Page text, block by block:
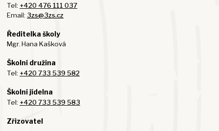
Tel: +420 476 111 037
Email: 3zs@3zs.cz
Ředitelka školy
Mgr. Hana Kašková
Školní družina
Tel: +420 733 539 582
Školní jídelna
Tel: +420 733 539 583
Zřizovatel